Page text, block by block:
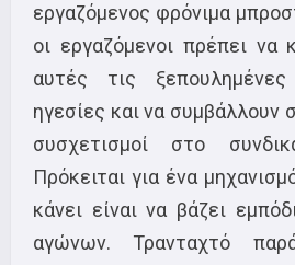
εργαζόμενος φρόνιμα
οι εργαζόμενοι πρέπει να
αυτές τις ξεπουλημένες
ηγεσίες και να συμβάλλουν
συσχετισμοί στο
Πρόκειται για ένα
κάνει είναι να βάζει
αγώνων. Τρανταχτό